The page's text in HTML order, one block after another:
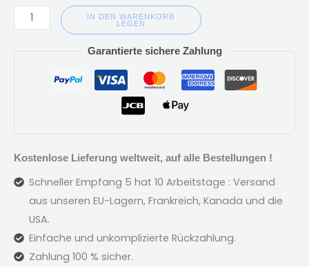
IN DEN WARENKORB
LEGEN
Garantierte sichere Zahlung
Kostenlose Lieferung weltweit, auf alle Bestellungen !
Schneller Empfang 5 hat 10 Arbeitstage : Versand
aus unseren EU-Lagern, Frankreich, Kanada und die
USA.
Einfache und unkomplizierte Rückzahlung.
Zahlung 100 % sicher.